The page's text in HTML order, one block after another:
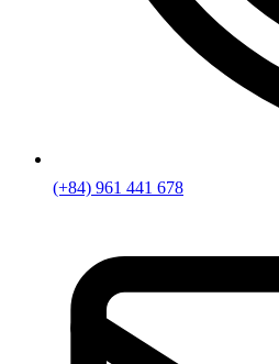
(+84) 961 441 678